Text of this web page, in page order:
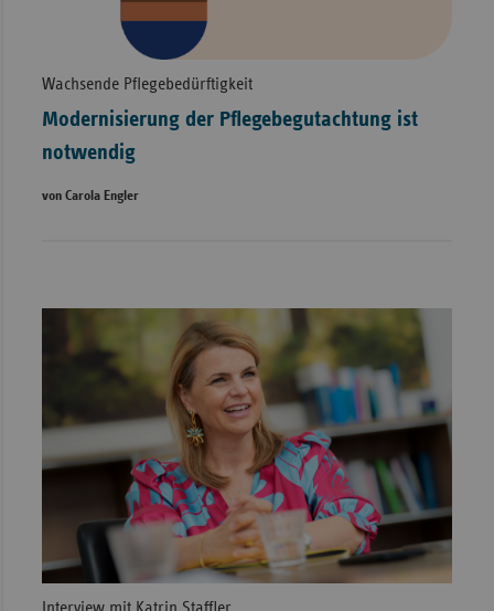
Wachsende Pflegebedürftigkeit
Modernisierung der Pflegebegutachtung ist
notwendig
von Carola Engler